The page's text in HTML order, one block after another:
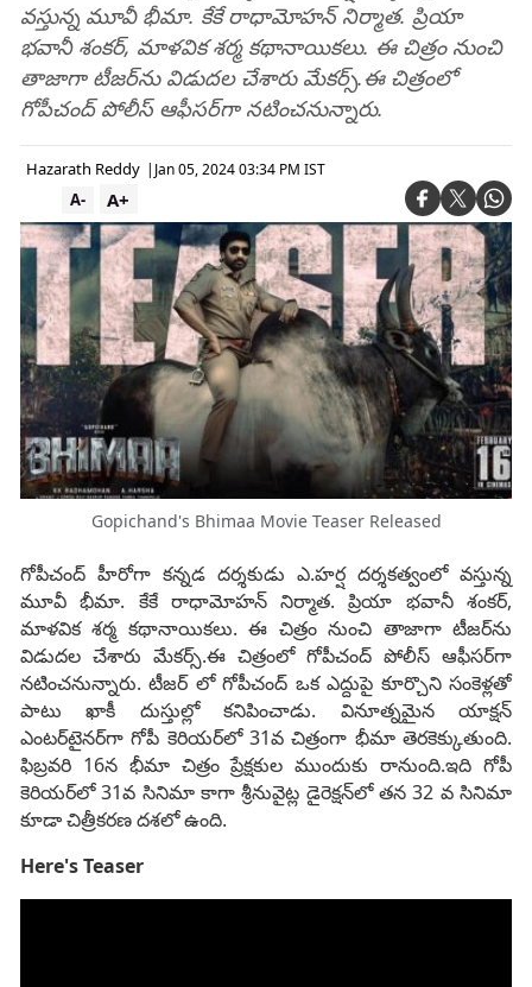
వస్తున్న మూవీ భీమా. కేకే రాధామోహన్‌ నిర్మాత. ప్రియా
భవానీ శంకర్‌, మాళవిక శర్మ కథానాయికలు. ఈ చిత్రం నుంచి
తాజాగా టీజర్‌ను విడుదల చేశారు మేకర్స్‌.ఈ చిత్రంలో
గోపీచంద్‌ పోలీస్‌ ఆఫీసర్‌గా నటించనున్నారు.
Hazarath Reddy | Jan 05, 2024 03:34 PM IST
A+
A-
Gopichand's Bhimaa Movie Teaser Released
గోపీచంద్‌ హీరోగా కన్నడ దర్శకుడు ఎ.హర్ష దర్శకత్వంలో వస్తున్న
మూవీ భీమా. కేకే రాధామోహన్‌ నిర్మాత. ప్రియా భవానీ శంకర్‌,
మాళవిక శర్మ కథానాయికలు. ఈ చిత్రం నుంచి తాజాగా టీజర్‌ను
విడుదల చేశారు మేకర్స్‌.ఈ చిత్రంలో గోపీచంద్‌ పోలీస్‌ ఆఫీసర్‌గా
నటించనున్నారు. టీజర్ లో గోపీచంద్‌ ఒక ఎద్దుపై కూర్చొని సంకెళ్లతో
పాటు ఖాకీ దుస్తుల్లో కనిపించాడు. వినూత్నమైన యాక్షన్‌
ఎంటర్‌టైనర్‌గా గోపీ కెరియర్‌లో 31వ చిత్రంగా భీమా తెరకెక్కుతుంది.
ఫిబ్రవరి 16న భీమా చిత్రం ప్రేక్షకుల ముందుకు రానుంది.ఇది గోపీ
కెరియర్‌లో 31వ సినిమా కాగా శ్రీనువైట్ల డైరెక్షన్‌లో తన 32 వ సినిమా
కూడా చిత్రీకరణ దశలో ఉంది.
Here's Teaser